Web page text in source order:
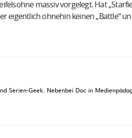
massiv vorgelegt. Hat
eigentlich ohnehin keinen „Battle“
Serien-Geek. Nebenbei Doc in